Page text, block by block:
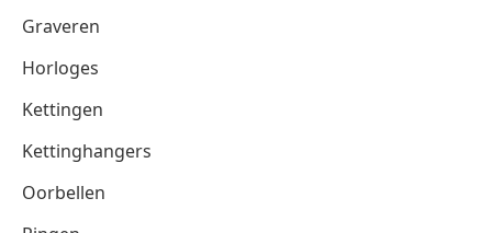
Graveren
Horloges
Kettingen
Kettinghangers
Oorbellen